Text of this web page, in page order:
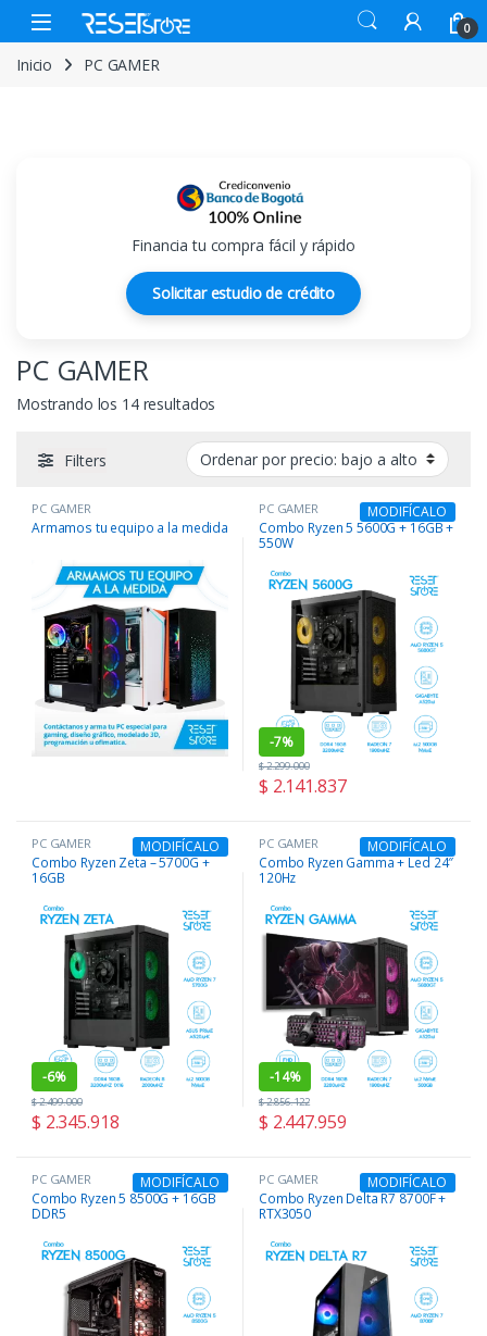
Skip to navigation
Skip to content
Open 0
Inicio PC GAMER
Financia tu compra fácil y rápido
Solicitar estudio de crédito
PC GAMER
Mostrando los 14 resultados
Filters
PC GAMER
Armamos tu equipo a la medida
PC GAMER
Combo Ryzen 5 5600G + 16GB +
550W
-7%
MODIFÍCALO
$ 2.141.837
$2.299.000
PC GAMER
Combo Ryzen Zeta – 5700G +
16GB
-6%
MODIFÍCALO
$ 2.345.918
$2.499.000
PC GAMER
Combo Ryzen Gamma + Led 24″
120Hz
-14%
MODIFÍCALO
$ 2.447.959
$2.856.122
PC GAMER
Combo Ryzen 5 8500G + 16GB
DDR5
MODIFÍCALO PC GAMER
Combo Ryzen Delta R7 8700F +
RTX3050
MODIFÍCALO